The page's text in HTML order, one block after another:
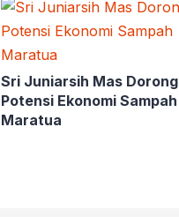
Sri Juniarsih Mas Dorong
Potensi Ekonomi Sampah
Maratua